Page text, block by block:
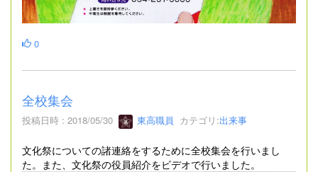
0
全校集会
投稿日時 : 2018/05/30 東高職員 カテゴリ:出来事
文化祭についての諸連絡をするために全校集会を行いまし
た。また、文化祭の役員紹介をビデオで行いました。